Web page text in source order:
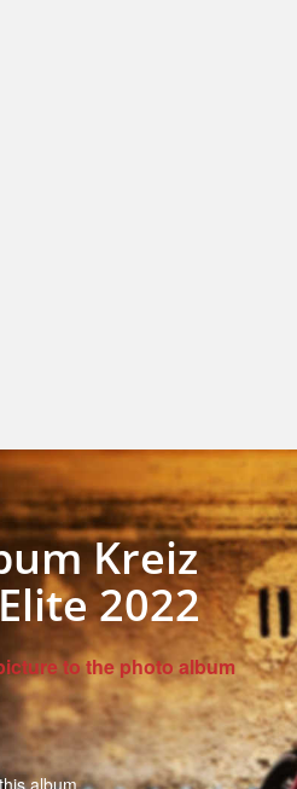
Kreiz
2022
to the photo album